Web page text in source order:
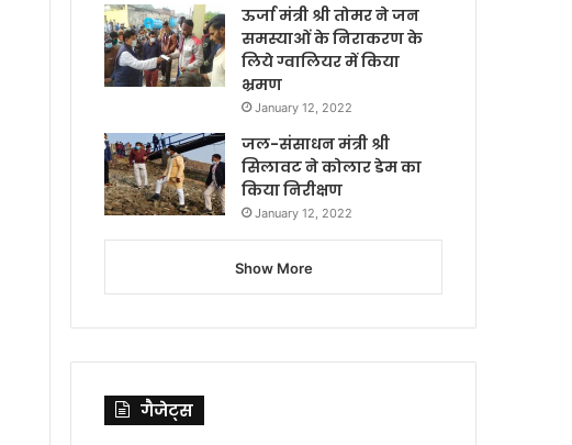
ऊर्जा मंत्री श्री तोमर ने जन
समस्याओं के निराकरण के
लिये ग्वालियर में किया
भ्रमण
January 12, 2022
जल-संसाधन मंत्री श्री
सिलावट ने कोलार डेम का
किया निरीक्षण
January 12, 2022
Show More
गैजेट्स